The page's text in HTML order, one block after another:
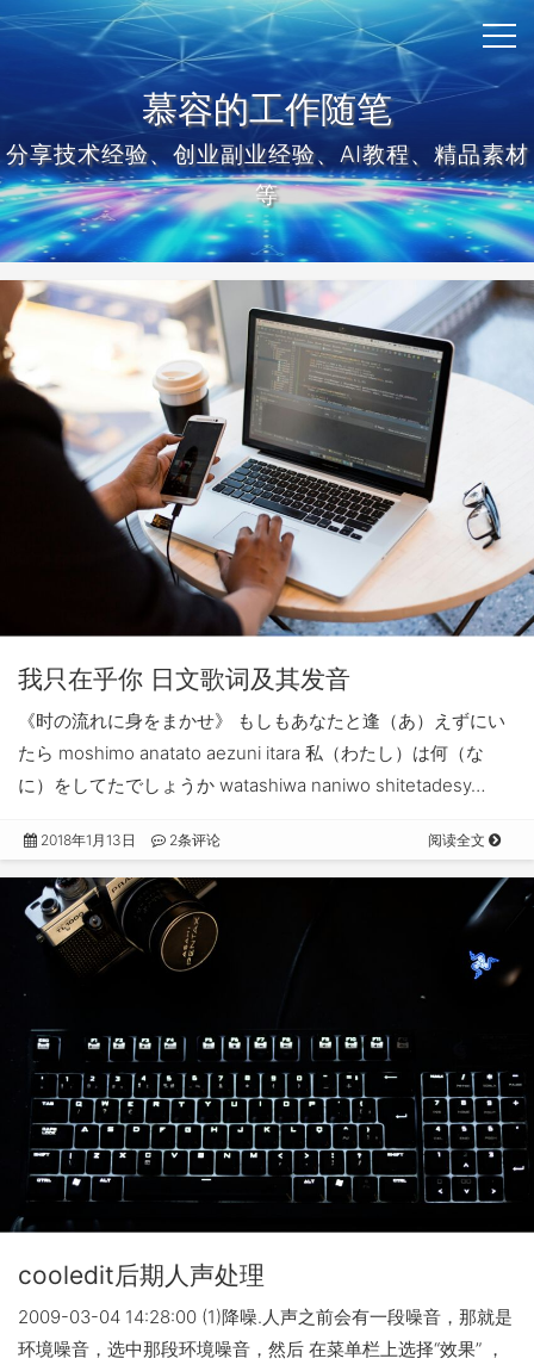
慕容的工作随笔
分享技术经验、创业副业经验、AI教程、精品素材
等
我只在乎你 日文歌词及其发音
《时の流れに身をまかせ》 もしもあなたと逢（あ）えずにい
たら moshimo anatato aezuni itara 私（わたし）は何（な
に）をしてたでしょうか watashiwa naniwo shitetadesy…
2018年1月13日 2条评论 阅读全文
cooledit后期人声处理
2009-03-04 14:28:00 (1)降噪.人声之前会有一段噪音，那就是
环境噪音，选中那段环境噪音，然后 在菜单栏上选择“效果” ，